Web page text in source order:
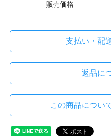
販売価格
支払い・配
返品に
この商品につい